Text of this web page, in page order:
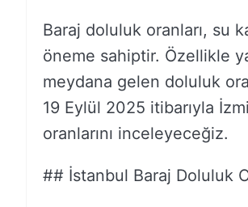
Baraj doluluk oranları, su
öneme sahiptir. Özellikle
meydana gelen doluluk
19 Eylül 2025 itibarıyla
oranlarını inceleyeceğiz.
## İstanbul Baraj Doluluk